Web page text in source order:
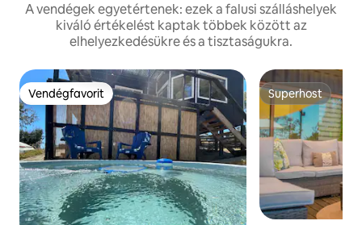
A vendégek egyetértenek: ezek a falusi szálláshelyek
kiváló értékelést kaptak többek között az
elhelyezkedésükre és a tisztaságukra.
Vendégfavorit
Vendégfavorit Superhost
Superhost